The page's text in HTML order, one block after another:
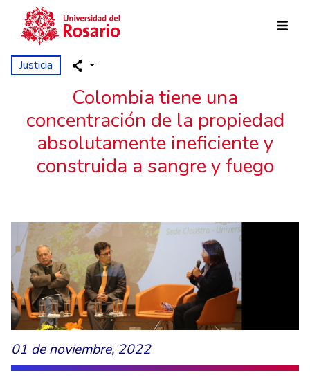
Pasar al contenido principal
Justicia
Colombia tiene una
concentración de la propiedad
absolutamente ineficiente y
construida a sangre y fuego
01 de noviembre, 2022